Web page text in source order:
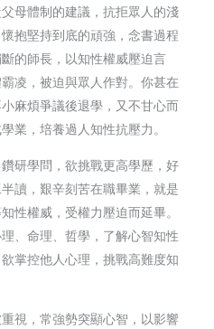
母體制的建議，抗拒眾人的淺
抱堅持到底的頑強，念書過程
的師長，以知性權威壓迫言
凌，被迫與眾人作對。你甚在
麻煩爭議後退學，又不甘心而
業，培養過人知性抗壓力。
研學問，欲挑戰更高學歷，好
讀，艱辛刻苦在職畢業，就是
性權威，受權力壓迫而延畢。
、命理、哲學，了解心智知性
掌控他人心理，挑戰高難度知
視，常強勢突顯心智，以影響